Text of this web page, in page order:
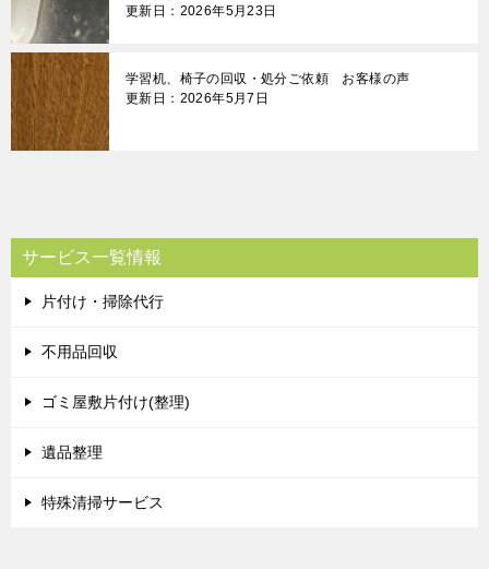
更新日：2026年5月23日
学習机、椅子の回収・処分ご依頼 お客様の声
更新日：2026年5月7日
サービス一覧情報
片付け・掃除代行
不用品回収
ゴミ屋敷片付け(整理)
遺品整理
特殊清掃サービス